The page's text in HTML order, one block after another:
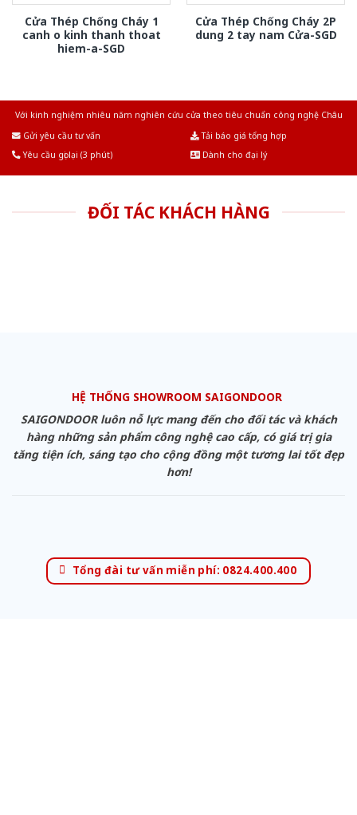
Cửa Thép Chống Cháy 1
canh o kinh thanh thoat
hiem-a-SGD
Cửa Thép Chống Cháy 2P
dung 2 tay nam Cửa-SGD
Với kinh nghiệm nhiêu năm nghiên cứu cửa theo tiêu chuẩn công nghệ Châu
Gửi yêu cầu tư vấn
Tải báo giá tổng hợp
Yêu cầu gọi lại (3 phút)
Dành cho đại lý
ĐỐI TÁC KHÁCH HÀNG
HỆ THỐNG SHOWROOM SAIGONDOOR
SAIGONDOOR luôn nỗ lực mang đến cho đối tác và khách
hàng những sản phẩm công nghệ cao cấp, có giá trị gia
tăng tiện ích, sáng tạo cho cộng đồng một tương lai tốt đẹp
hơn!
Tổng đài tư vấn miễn phí: 0824.400.400